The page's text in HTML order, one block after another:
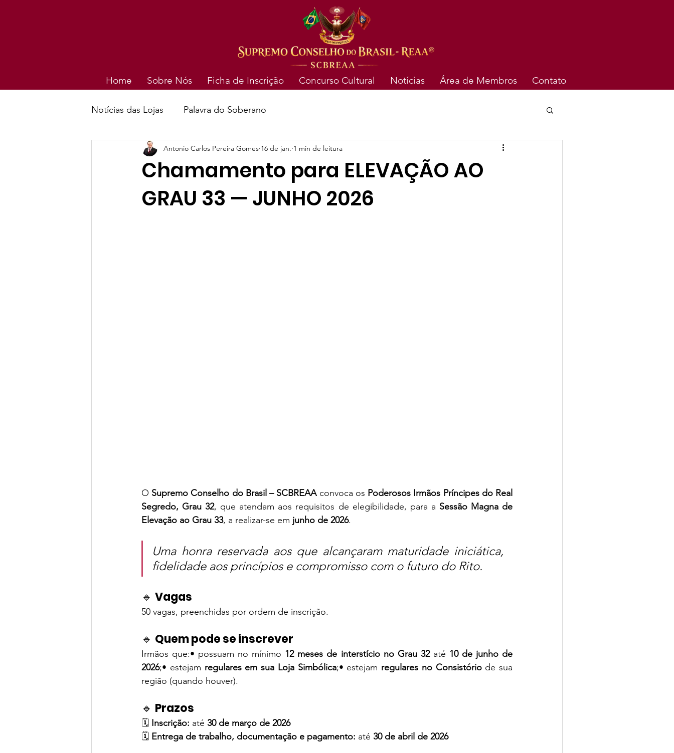
Home Sobre Nós Ficha de Inscrição Concurso Cultural Notícias Área de Membros Contato
Notícias das Lojas Palavra do Soberano
Chamamento para ELEVAÇÃO AO
GRAU 33 — JUNHO 2026
Antonio Carlos Pereira Gomes 16 de jan. 1 min de leitura
O Supremo Conselho do Brasil – SCBREAA convoca os Poderosos Irmãos Príncipes do Real
Segredo, Grau 32, que atendam aos requisitos de elegibilidade, para a Sessão Magna de
Elevação ao Grau 33, a realizar-se em junho de 2026.
Uma honra reservada aos que alcançaram maturidade iniciática,
fidelidade aos princípios e compromisso com o futuro do Rito.
🔹 Vagas
50 vagas, preenchidas por ordem de inscrição.
🔹 Quem pode se inscrever
Irmãos que:• possuam no mínimo 12 meses de interstício no Grau 32 até 10 de junho de
2026;• estejam regulares em sua Loja Simbólica;• estejam regulares no Consistório de sua
região (quando houver).
🔹 Prazos
🗓 Inscrição: até 30 de março de 2026
🗓 Entrega de trabalho, documentação e pagamento: até 30 de abril de 2026